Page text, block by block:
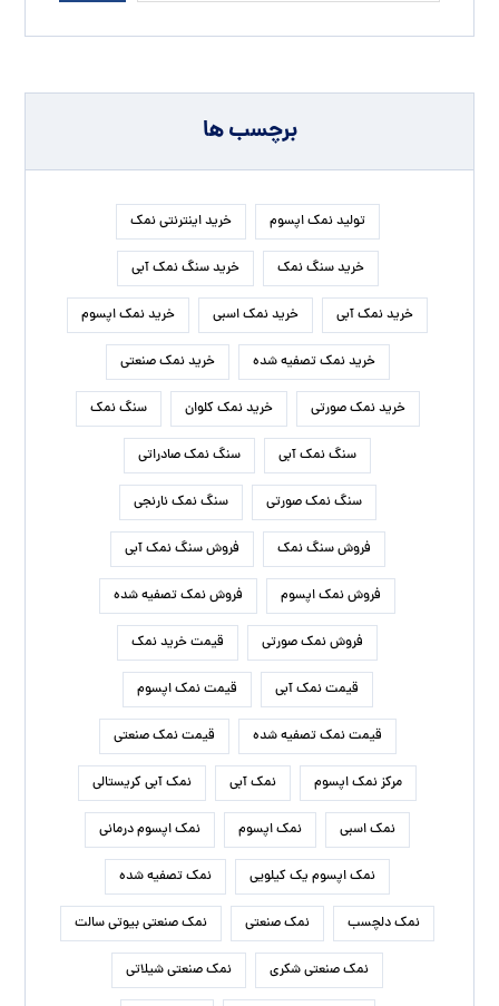
برچسب ها
تولید نمک اپسوم خرید اینترنتی نمک
خرید سنگ نمک خرید سنگ نمک آبی
خرید نمک آبی خرید نمک اسبی خرید نمک اپسوم
خرید نمک تصفیه شده خرید نمک صنعتی
خرید نمک صورتی خرید نمک کلوان سنگ نمک
سنگ نمک آبی سنگ نمک صادراتی
سنگ نمک صورتی سنگ نمک نارنجی
فروش سنگ نمک فروش سنگ نمک آبی
فروش نمک اپسوم فروش نمک تصفیه شده
فروش نمک صورتی قیمت خرید نمک
قیمت نمک آبی قیمت نمک اپسوم
قیمت نمک تصفیه شده قیمت نمک صنعتی
مرکز نمک اپسوم نمک آبی نمک آبی کریستالی
نمک اسبی نمک اپسوم نمک اپسوم درمانی
نمک اپسوم یک کیلویی نمک تصفیه شده
نمک دلچسب نمک صنعتی نمک صنعتی بیوتی سالت
نمک صنعتی شکری نمک صنعتی شیلاتی